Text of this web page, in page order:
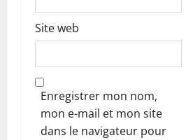
Site web
Enregistrer mon nom,
mon e-mail et mon site
dans le navigateur pour